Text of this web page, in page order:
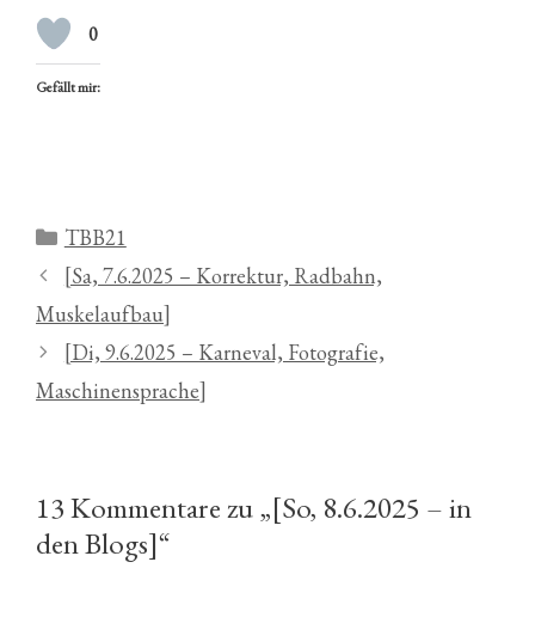
0
Gefällt mir:
Kategorien
TBB21
[Sa, 7.6.2025 – Korrektur, Radbahn,
Muskelaufbau]
[Di, 9.6.2025 – Karneval, Fotografie,
Maschinensprache]
13 Kommentare zu „[So, 8.6.2025 – in
den Blogs]“